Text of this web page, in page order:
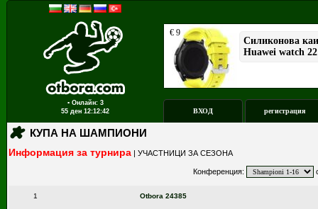
▪ Онлайн: 3
55 ден 12:12:42 ВХОД регистрация
КУПА НА ШАМПИОНИ
Информация за турнира | УЧАСТНИЦИ ЗА СЕЗОНА
Конференция:
1 Otbora 24385